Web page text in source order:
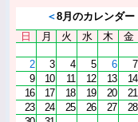
＜8月のカレンダー
日
月 火 水 木 金
2
3 4 5 6 7
9
10 11 12 13 14
16
17 18 19 20 21
23
24 25 26 27 28